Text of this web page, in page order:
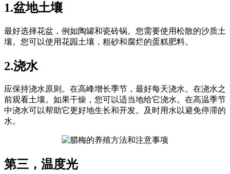
1.盆地土壤
最好选择花盆，例如陶罐和瓷砖锅。您需要使用松散的沙质土
壤。您可以使用花园土壤，粗砂和腐烂的蛋糕肥料。
2.浇水
应保持浇水原则。在高峰增长季节，最好每天浇水。在浇水之
前观看土壤。如果干燥，您可以适当地给它浇水。在高温季节
中浇水可以帮助它更好地生长和开发。及时用水以避免停滞的
水。
第三，温度光